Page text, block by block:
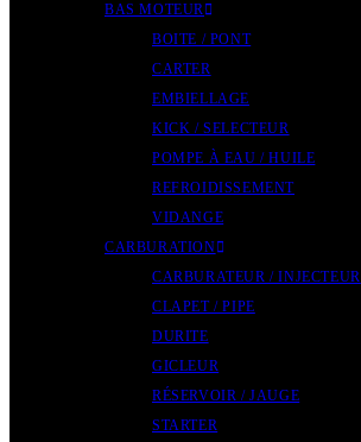
BAS MOTEUR
BOITE / PONT
CARTER
EMBIELLAGE
KICK / SELECTEUR
POMPE À EAU / HUILE
REFROIDISSEMENT
VIDANGE
CARBURATION
CARBURATEUR / INJECTEUR
CLAPET / PIPE
DURITE
GICLEUR
RÉSERVOIR / JAUGE
STARTER